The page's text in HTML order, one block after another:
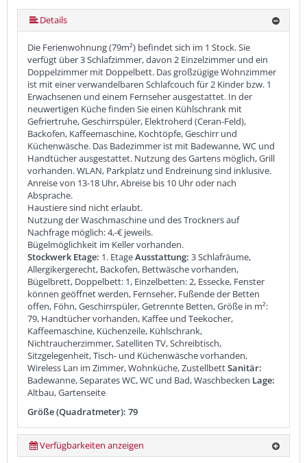
mehr (16 ) »
mehr (16 ) »
mehr (16 ) »
mehr (16 ) »
mehr (16 ) »
mehr (16 ) »
mehr (16 ) »
mehr (16 ) »
mehr (16 ) »
mehr (16 ) »
mehr (16 ) »
mehr (16 ) »
Details
Die Ferienwohnung (79m²) befindet sich im 1 Stock. Sie
verfügt über 3 Schlafzimmer, davon 2 Einzelzimmer und ein
Doppelzimmer mit Doppelbett. Das großzügige Wohnzimmer
ist mit einer verwandelbaren Schlafcouch für 2 Kinder bzw. 1
Erwachsenen und einem Fernseher ausgestattet. In der
neuwertigen Küche finden Sie einen Kühlschrank mit
Gefriertruhe, Geschirrspüler, Elektroherd (Ceran-Feld),
Backofen, Kaffeemaschine, Kochtöpfe, Geschirr und
Küchenwäsche. Das Badezimmer ist mit Badewanne, WC und
Handtücher ausgestattet. Nutzung des Gartens möglich, Grill
vorhanden. WLAN, Parkplatz und Endreinung sind inklusive.
Anreise von 13-18 Uhr, Abreise bis 10 Uhr oder nach
Absprache.
Haustiere sind nicht erlaubt.
Nutzung der Waschmaschine und des Trockners auf
Nachfrage möglich: 4,-€ jeweils.
Bügelmöglichkeit im Keller vorhanden.
Stockwerk Etage: 1. EtageAusstattung: 3 Schlafräume,
Allergikergerecht, Backofen, Bettwäsche vorhanden,
Bügelbrett, Doppelbett: 1, Einzelbetten: 2, Essecke, Fenster
können geöffnet werden, Fernseher, Fußende der Betten
offen, Föhn, Geschirrspüler, Getrennte Betten, Größe in m²:
79, Handtücher vorhanden, Kaffee und Teekocher,
Kaffeemaschine, Küchenzeile, Kühlschrank,
Nichtraucherzimmer, Satelliten TV, Schreibtisch,
Sitzgelegenheit, Tisch- und Küchenwäsche vorhanden,
Wireless Lan im Zimmer, Wohnküche, ZustellbettSanitär:
Badewanne, Separates WC, WC und Bad, Waschbecken Lage:
Altbau, Gartenseite
Größe (Quadratmeter): 79
Verfügbarkeiten anzeigen